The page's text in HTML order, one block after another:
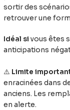
sortir des
retrouver une
Idéal si vous êtes
anticipations
⚠️ Limite
enracinées dans
anciens. Les
en alerte.